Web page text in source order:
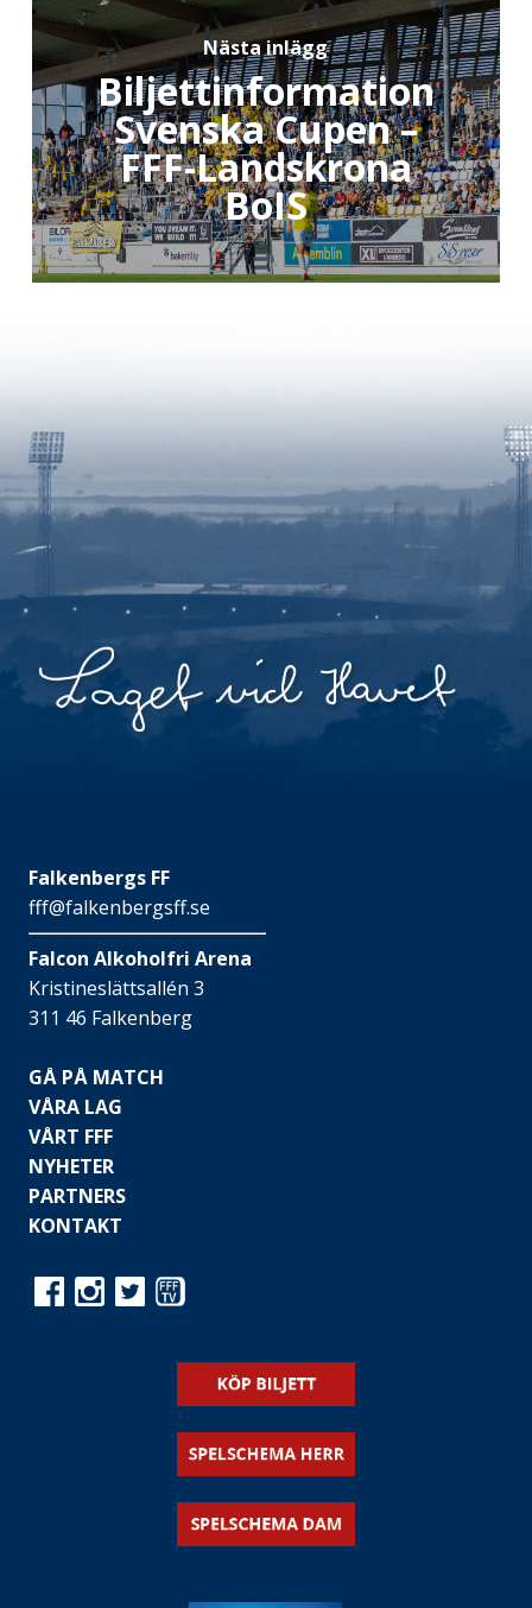
Nästa inlägg
Biljettinformation
Svenska Cupen –
FFF-Landskrona
BoIS
Falkenbergs FF
fff@falkenbergsff.se
Falcon Alkoholfri Arena
Kristineslättsallén 3
311 46 Falkenberg
GÅ PÅ MATCH
VÅRA LAG
VÅRT FFF
NYHETER
PARTNERS
KONTAKT